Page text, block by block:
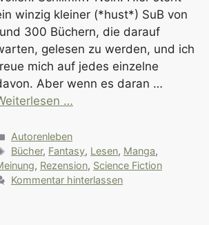
winzig kleiner (*hust*) SuB von
300 Büchern, die darauf
gelesen zu werden, und ich
mich auf jedes einzelne
Aber wenn es daran …
…
Kategorien
Autorenleben
Schlagwörter
Bücher, Fantasy, Lesen, Manga,
, Rezension, Science Fiction
Kommentar hinterlassen